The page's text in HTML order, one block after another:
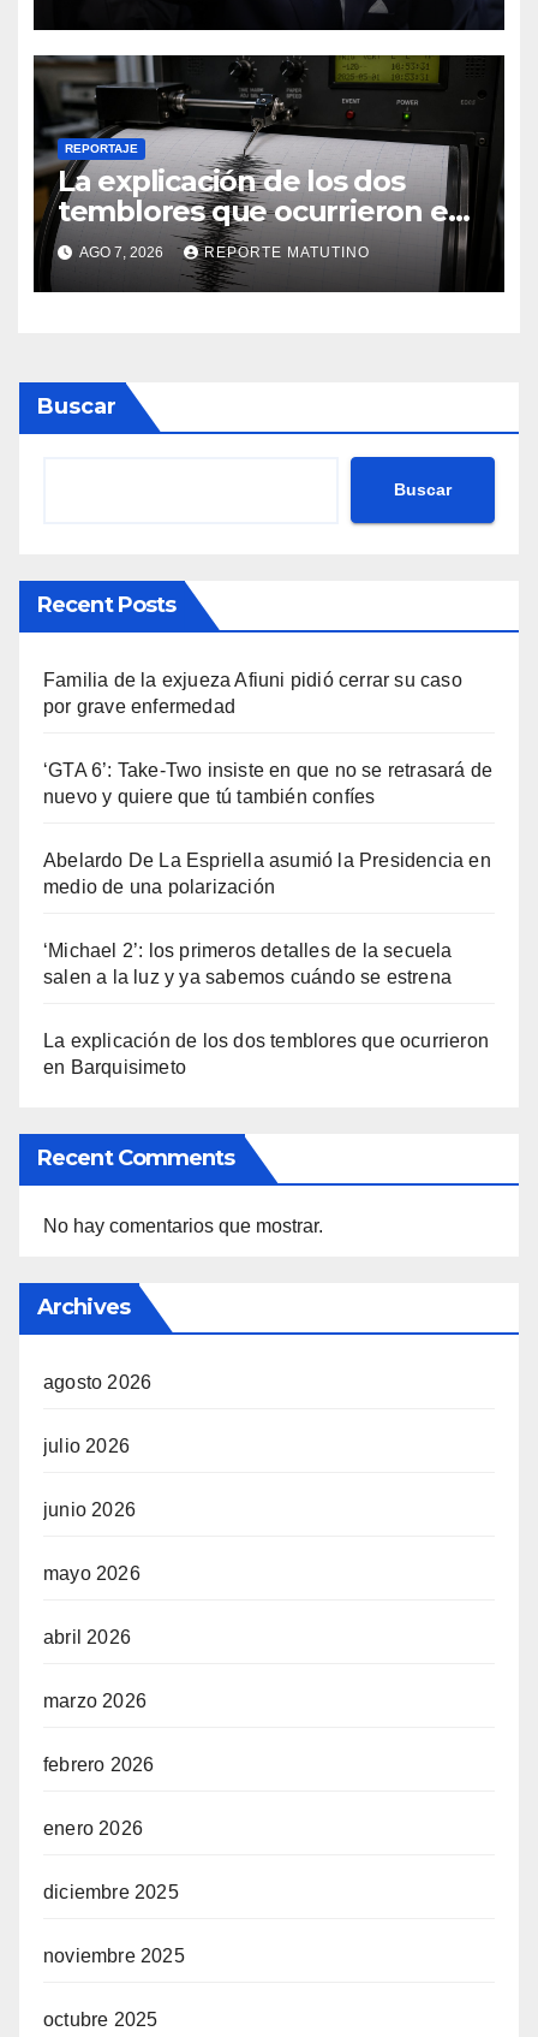
REPORTAJE
La explicación de los dos
temblores que ocurrieron en
Barquisimeto
AGO 7, 2026 REPORTE MATUTINO
Buscar
Buscar
Recent Posts
Familia de la exjueza Afiuni pidió cerrar su caso
por grave enfermedad
‘GTA 6’: Take-Two insiste en que no se retrasará de
nuevo y quiere que tú también confíes
Abelardo De La Espriella asumió la Presidencia en
medio de una polarización
‘Michael 2’: los primeros detalles de la secuela
salen a la luz y ya sabemos cuándo se estrena
La explicación de los dos temblores que ocurrieron
en Barquisimeto
Recent Comments
No hay comentarios que mostrar.
Archives
agosto 2026
julio 2026
junio 2026
mayo 2026
abril 2026
marzo 2026
febrero 2026
enero 2026
diciembre 2025
noviembre 2025
octubre 2025